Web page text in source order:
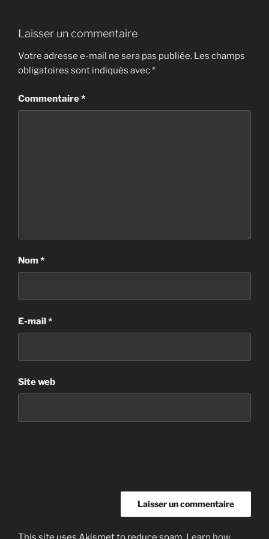
Laisser un commentaire
Votre adresse e-mail ne sera pas publiée. Les champs
obligatoires sont indiqués avec*
Commentaire*
Nom*
E-mail*
Site web